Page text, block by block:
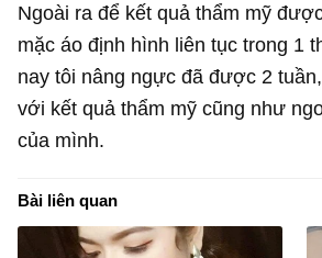
Ngoài ra để kết quả thẩm mỹ
mặc áo định hình liên tục trong 1
nay tôi nâng ngực đã được 2
với kết quả thẩm mỹ cũng như
của mình.
Bài liên quan